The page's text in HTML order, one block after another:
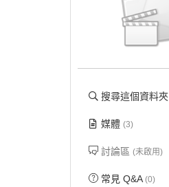
搜尋這個資料夾
媒體(3)
討論區(未啟用)
常見 Q&A(0)